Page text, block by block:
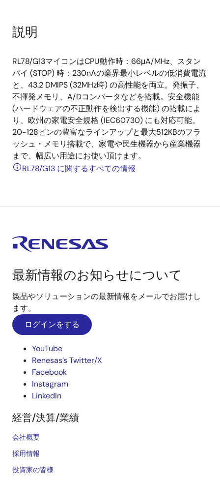
説明
RL78/G13マイコンはCPU動作時：66μA/MHz、スタン
バイ (STOP) 時：230nAの業界最小レベルの低消費電流
と、43.2 DMIPS (32MHz時) の高性能を両立。発振子、
不揮発メモリ、A/Dコンバータなどを搭載。安全機能
(ハードウェアの不正動作を検出する機能) の搭載によ
り、欧州の家電安全規格 (IEC60730) にも対応可能。
20-128ピンの豊富なラインアップと最大512KBのフラ
ッシュ・メモリ搭載で、家電や民生機器から産業機器
まで、幅広い用途にお使い頂けます。
RL78/G13 に関するすべての情報
最新情報のお知らせについて
製品やソリューションの最新情報をメールでお届けし
ます。
ログインをする
YouTube
Renesas’s Twitter/X
Facebook
Instagram
LinkedIn
経営/決算/業績
会社概要
採用情報
投資家の皆様